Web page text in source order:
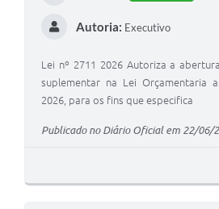
Autoria: Executivo
Lei nº 2711 2026 Autoriza a
suplementar na Lei Orçamentaria
2026, para os fins que especifica
Publicado no Diário Oficial em 22/06/